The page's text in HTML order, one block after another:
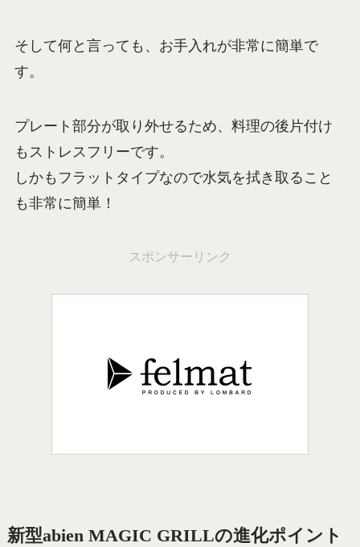
そして何と言っても、お手入れが非常に簡単で
す。
プレート部分が取り外せるため、料理の後片付け
もストレスフリーです。
しかもフラットタイプなので水気を拭き取ること
も非常に簡単！
スポンサーリンク
新型abien MAGIC GRILLの進化ポイント